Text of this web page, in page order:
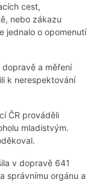
cest,
nebo zákazu
jednalo o opomenutí
a měření
k nerespektování
ČR prováděli
mladistvým.
v dopravě 641
správnímu orgánu a